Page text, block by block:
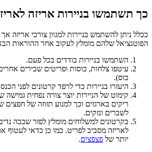
כך תשתמשו בניירות אריזה
ככלל ניתן להשתמש בניירות למגוון צורכי אריזה
הפוטנציאל שלהם מומלץ לעקוב אחר ההוראות
השתמשו בניירות בודדים בכל פעם.
עיטפו צלחות, כוסות ופריטים שבירים
כוס).
היעזרו בניירות כדי לרפד קרטונים לפני
קימוט של הניירות יוצר צורה נפחית גמישה
ריקים בארגזים וכך למנוע תזוזה של חפצים
לשברים ונזקים.
בקרטונים למשלוחים מומלץ לפזר שכבה
לאריזה מסביב לפריט. כמו כן כדאי לעטוף
יותר של פצפצים.